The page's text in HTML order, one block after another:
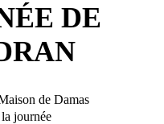
DE
de Damas
journée